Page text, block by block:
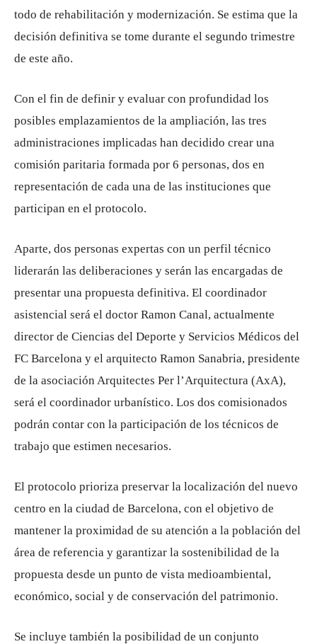
todo de rehabilitación y modernización. Se estima que la
decisión definitiva se tome durante el segundo trimestre
de este año.
Con el fin de definir y evaluar con profundidad los
posibles emplazamientos de la ampliación, las tres
administraciones implicadas han decidido crear una
comisión paritaria formada por 6 personas, dos en
representación de cada una de las instituciones que
participan en el protocolo.
Aparte, dos personas expertas con un perfil técnico
liderarán las deliberaciones y serán las encargadas de
presentar una propuesta definitiva. El coordinador
asistencial será el doctor Ramon Canal, actualmente
director de Ciencias del Deporte y Servicios Médicos del
FC Barcelona y el arquitecto Ramon Sanabria, presidente
de la asociación Arquitectes Per l’Arquitectura (AxA),
será el coordinador urbanístico. Los dos comisionados
podrán contar con la participación de los técnicos de
trabajo que estimen necesarios.
El protocolo prioriza preservar la localización del nuevo
centro en la ciudad de Barcelona, ​​con el objetivo de
mantener la proximidad de su atención a la población del
área de referencia y garantizar la sostenibilidad de la
propuesta desde un punto de vista medioambiental,
económico, social y de conservación del patrimonio.
Se incluye también la posibilidad de un conjunto